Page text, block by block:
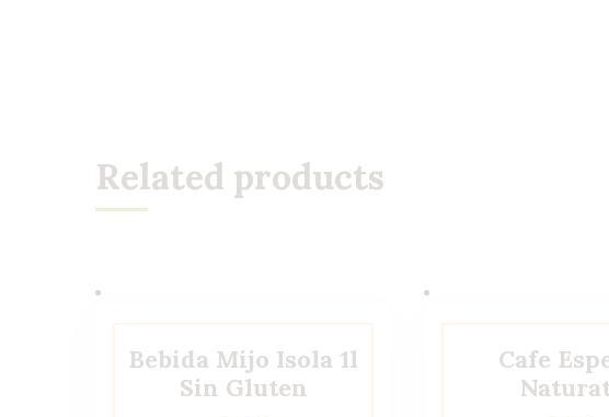
Related products
Bebida Mijo Isola 1l
Sin Gluten
Cafe